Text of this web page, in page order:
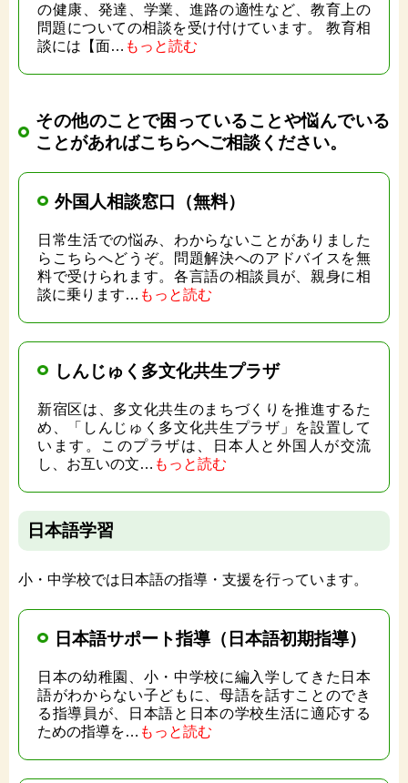
の健康、発達、学業、進路の適性など、教育上の
問題についての相談を受け付けています。 教育相
談には【面… もっと読む
その他のことで困っていることや悩んでいる
ことがあればこちらへご相談ください。
外国人相談窓口（無料）
日常生活での悩み、わからないことがありました
らこちらへどうぞ。問題解決へのアドバイスを無
料で受けられます。各言語の相談員が、親身に相
談に乗ります… もっと読む
しんじゅく多文化共生プラザ
新宿区は、多文化共生のまちづくりを推進するた
め、「しんじゅく多文化共生プラザ」を設置して
います。このプラザは、日本人と外国人が交流
し、お互いの文… もっと読む
日本語学習
小・中学校では日本語の指導・支援を行っています。
日本語サポート指導（日本語初期指導）
日本の幼稚園、小・中学校に編入学してきた日本
語がわからない子どもに、母語を話すことのでき
る指導員が、日本語と日本の学校生活に適応する
ための指導を… もっと読む